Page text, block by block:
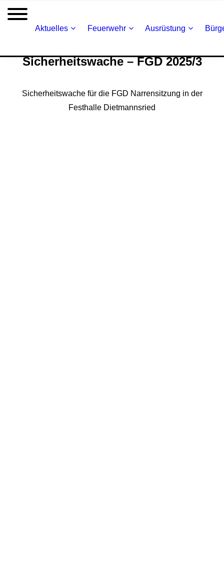
Aktuelles Feuerwehr Ausrüstung
Sicherheitswache – FGD 2025/3
Sicherheitswache für die FGD Narrensitzung in der
Festhalle Dietmannsried